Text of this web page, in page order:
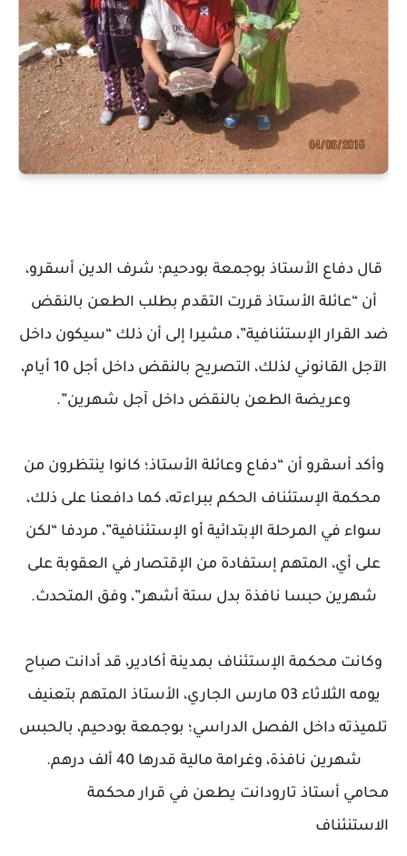
قال دفاع الأستاذ بوجمعة بودحيم؛ شرف الدين أسقرو،
أن “عائلة الأستاذ قررت التقدم بطلب الطعن بالنقض
ضد القرار الإستئنافية”، مشيرا إلى أن ذلك “سيكون داخل
الآجل القانوني لذلك، التصريح بالنقض داخل أجل 10 أيام،
وعريضة الطعن بالنقض داخل آجل شهرين”.
وأكد أسقرو أن “دفاع وعائلة الأستاذ؛ كانوا ينتظرون من
محكمة الإستئناف الحكم ببراءته، كما دافعنا على ذلك،
سواء في المرحلة الإبتدائية أو الإستئنافية”، مردفا “لكن
على أي، المتهم إستفادة من الإقتصار في العقوبة على
شهرين حبسا نافذة بدل ستة أشهر”، وفق المتحدث.
وكانت محكمة الإستئناف بمدينة أكادير، قد أدانت صباح
يومه الثلاثاء 03 مارس الجاري، الأستاذ المتهم بتعنيف
تلميذته داخل الفصل الدراسي؛ بوجمعة بودحيم، بالحبس
شهرين نافذة، وغرامة مالية قدرها 40 ألف درهم.
محامي أستاذ تارودانت يطعن في قرار محكمة
الاستنئناف